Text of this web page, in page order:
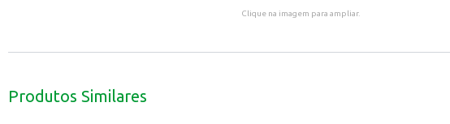
Clique na imagem para ampliar.
Produtos Similares